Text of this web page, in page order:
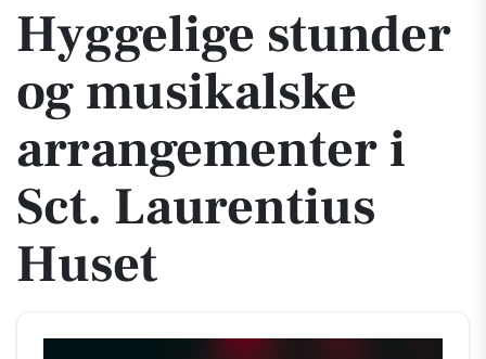
Hyggelige stunder
og musikalske
arrangementer i
Sct. Laurentius
Huset